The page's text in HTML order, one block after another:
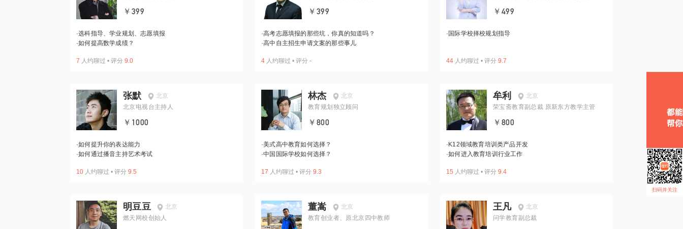
￥399
·选科指导、学业规划、志愿填报
·如何提高数学成绩？
7 人约聊过 • 评分 9.0
￥399
·高考志愿填报的那些坑，你真的知道吗？
·高中自主招生申请文案的那些事儿
4 人约聊过 • 评分 -
￥499
· 国际学校择校规划指导
44 人约聊过 • 评分 9.7
张默
北京
北京电视台主持人
￥1000
·如何提升你的表达能力
·如何通过播音主持艺术考试
10 人约聊过 • 评分 9.5
林杰
北京
教育规划独立顾问
￥800
·美式高中教育如何选择？
·中国国际学校如何选择？
17 人约聊过 • 评分 9.3
牟利
北京
荣宝斋教育副总裁 原新东方教学主管
￥800
· K12领域教育培训类产品开发
·如何进入教育培训行业工作
15 人约聊过 • 评分 9.4
明豆豆
北京
燃天网校创始人
董嵩
北京
教育创业者、原北京四中教师
王凡
北京
问学教育副总裁
扫码并关注